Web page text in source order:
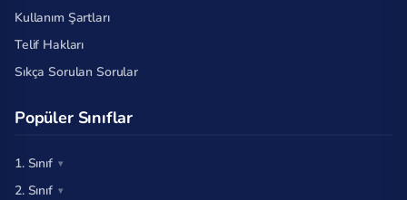
Kullanım Şartları
Telif Hakları
Sıkça Sorulan Sorular
Popüler Sınıflar
1. Sınıf
2. Sınıf